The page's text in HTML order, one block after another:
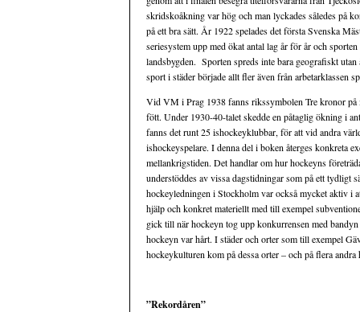
skridskoåkning var hög och man lyckades således på
på ett bra sätt. År 1922 spelades det första Svenska
seriesystem upp med ökat antal lag år för år och
landsbygden. Sporten spreds inte bara geografiskt
sport i städer började allt fler även från arbetarklassen
Vid VM i Prag 1938 fanns rikssymbolen Tre kronor på
fött. Under 1930-40-talet skedde en påtaglig ökning i
fanns det runt 25 ishockeyklubbar, för att vid andra
ishockeyspelare. I denna del i boken återges konkreta
mellankrigstiden. Det handlar om hur hockeyns
understöddes av vissa dagstidningar som på ett tydligt
hockeyledningen i Stockholm var också mycket aktiv i
hjälp och konkret materiellt med till exempel
gick till när hockeyn tog upp konkurrensen med
hockeyn var hårt. I städer och orter som till exempel
hockeykulturen kom på dessa orter – och på flera
”Rekordåren”